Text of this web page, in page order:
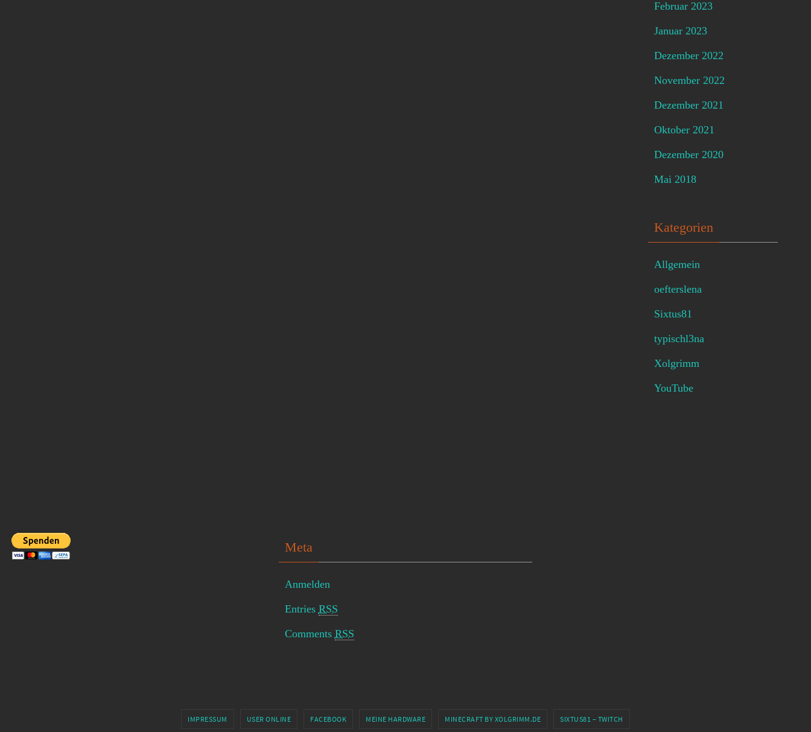
Februar 2023
Januar 2023
Dezember 2022
November 2022
Dezember 2021
Oktober 2021
Dezember 2020
Mai 2018
Kategorien
Allgemein
oefterslena
Sixtus81
typischl3na
Xolgrimm
YouTube
Meta
Anmelden
Entries RSS
Comments RSS
IMPRESSUM USER ONLINE FACEBOOK MEINE HARDWARE MINECRAFT BY XOLGRIMM.DE SIXTUS81 – TWITCH